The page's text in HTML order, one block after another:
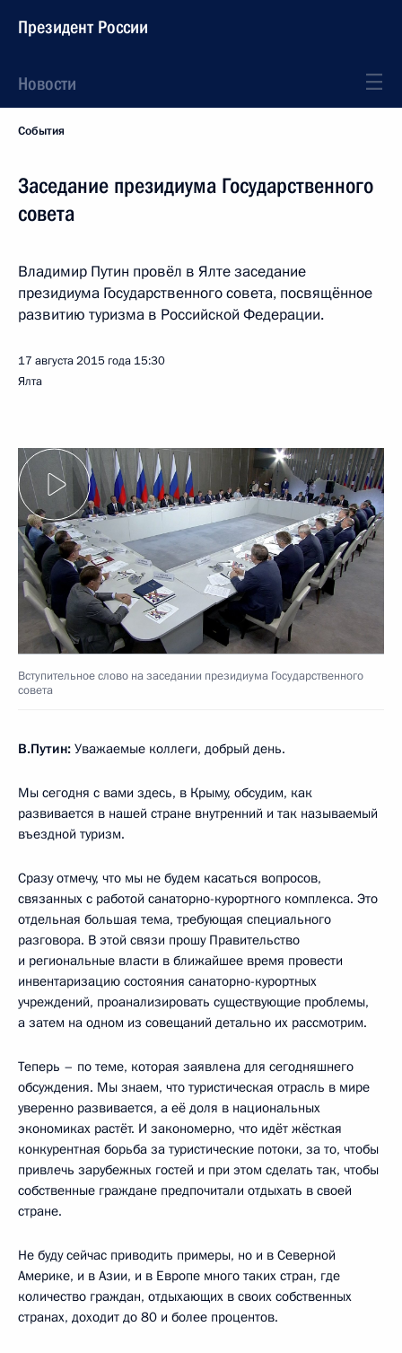
Президент России
Новости
События
Заседание президиума Государственного
совета
Владимир Путин провёл в Ялте заседание
президиума Государственного совета, посвящённое
развитию туризма в Российской Федерации.
17 августа 2015 года 15:30
Ялта
Вступительное слово на заседании президиума Государственного
совета
В.Путин: Уважаемые коллеги, добрый день.
Мы сегодня с вами здесь, в Крыму, обсудим, как
развивается в нашей стране внутренний и так называемый
въездной туризм.
Сразу отмечу, что мы не будем касаться вопросов,
связанных с работой санаторно-курортного комплекса. Это
отдельная большая тема, требующая специального
разговора. В этой связи прошу Правительство
и региональные власти в ближайшее время провести
инвентаризацию состояния санаторно-курортных
учреждений, проанализировать существующие проблемы,
а затем на одном из совещаний детально их рассмотрим.
Теперь – по теме, которая заявлена для сегодняшнего
обсуждения. Мы знаем, что туристическая отрасль в мире
уверенно развивается, а её доля в национальных
экономиках растёт. И закономерно, что идёт жёсткая
конкурентная борьба за туристические потоки, за то, чтобы
привлечь зарубежных гостей и при этом сделать так, чтобы
собственные граждане предпочитали отдыхать в своей
стране.
Не буду сейчас приводить примеры, но и в Северной
Америке, и в Азии, и в Европе много таких стран, где
количество граждан, отдыхающих в своих собственных
странах, доходит до 80 и более процентов.